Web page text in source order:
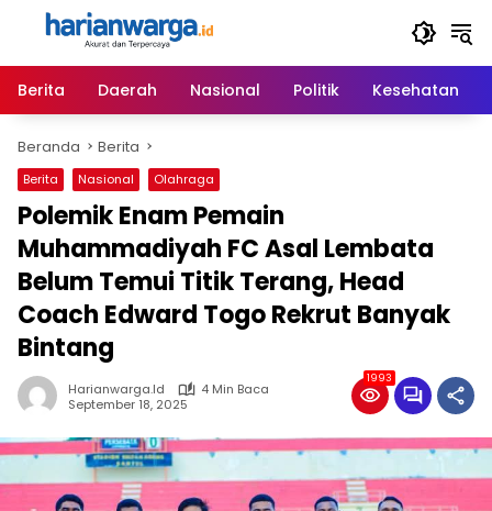
Langsung
Berita
Daerah Nasional Politik Kesehatan
Beranda Berita
Berita Nasional Olahraga
Polemik Enam Pemain
Muhammadiyah FC Asal Lembata
Belum Temui Titik Terang, Head
Coach Edward Togo Rekrut Banyak
Bintang
Harianwarga.id
4 Min Baca
September 18, 2025
1993